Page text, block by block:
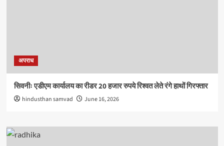
अपराध
सिवनीः एडीएम कार्यालय का रीडर 20 हजार रुपये रिश्वत लेते रंगे हाथों गिरफ्तार
hindusthan samvad June 16, 2026